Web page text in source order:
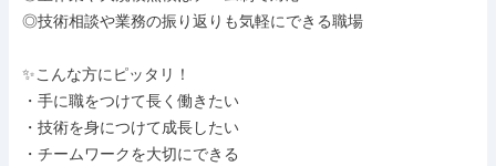
◎技術相談や業務の振り返りも気軽にできる職場
✨こんな方にピッタリ！
・手に職をつけて長く働きたい
・技術を身につけて成長したい
・チームワークを大切にできる